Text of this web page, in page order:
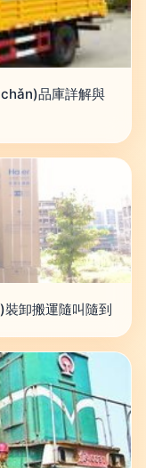
品庫詳解與
卸搬運隨叫隨到